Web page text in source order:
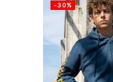
-30%